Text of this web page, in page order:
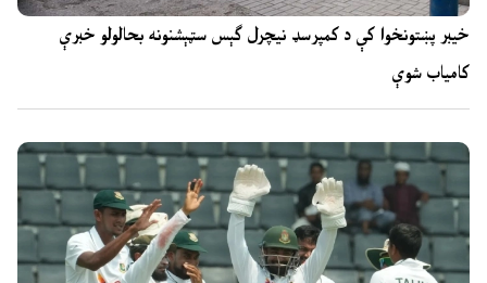
خیبر پښتونخوا کې د کمپرسډ نیچرل ګېس سټېشنونه بحالولو خبرې
کامیاب شوې